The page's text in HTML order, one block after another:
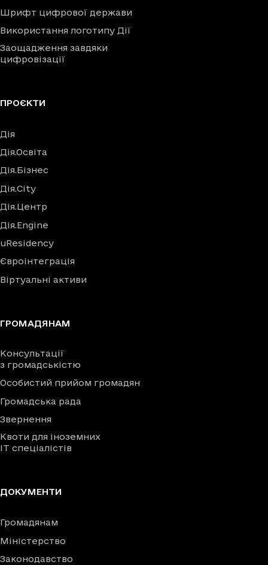
Шрифт цифрової держави
Використання логотипу Дії
Заощадження завдяки
цифровізації
ПРОЄКТИ
Дія
Дія.Освіта
Дія.Бізнес
Дія.City
Дія.Центр
Дія.Engine
uResidency
Євроінтеграція
Віртуальні активи
ГРОМАДЯНАМ
Консультації
з громадськістю
Особистий прийом громадян
Громадська рада
Звернення
Квоти для іноземних
IT спеціалістів
ДОКУМЕНТИ
Громадянам
Міністерство
Законодавство